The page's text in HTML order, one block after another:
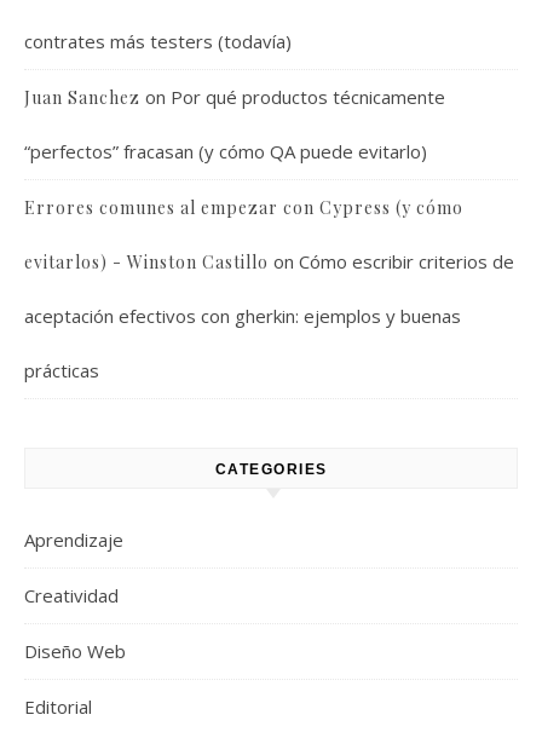
contrates más testers (todavía)
Juan Sanchez on Por qué productos técnicamente
“perfectos” fracasan (y cómo QA puede evitarlo)
Errores comunes al empezar con Cypress (y cómo
evitarlos) - Winston Castillo on Cómo escribir criterios de
aceptación efectivos con gherkin: ejemplos y buenas
prácticas
CATEGORIES
Aprendizaje
Creatividad
Diseño Web
Editorial